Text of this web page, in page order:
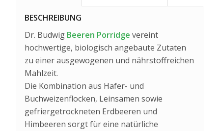
BESCHREIBUNG
Dr. BudwigBeeren Porridge vereint
hochwertige, biologisch angebaute Zutaten
zu einer ausgewogenen und nährstoffreichen
Mahlzeit.
Die Kombination aus Hafer- und
Buchweizenflocken, Leinsamen sowie
gefriergetrockneten Erdbeeren und
Himbeeren sorgt für eine natürliche